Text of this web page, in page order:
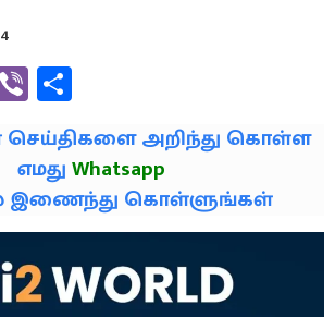
Viber
செய்திகளை அறிந்து கொள்ள
எமதுWhatsapp
இணைந்து கொள்ளுங்கள்